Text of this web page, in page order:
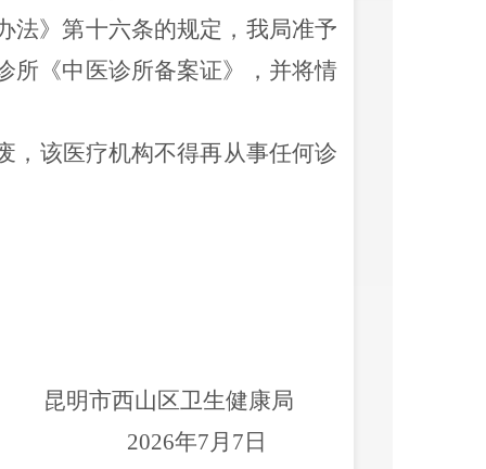
法》 第十六条的规定， 我局准予
所 《中医诊所备案证》 ，并将情
，该医疗机构不得再从事任何诊
昆明市西山区卫生健康局
2026年7月 7 日